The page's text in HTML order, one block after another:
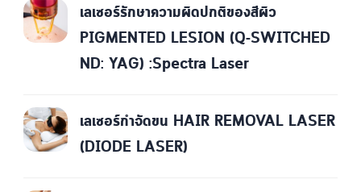
เลเซอร์รักษาความผิดปกติของสีผิว
PIGMENTED LESION (Q-SWITCHED
ND: YAG) :Spectra Laser
เลเซอร์กำจัดขน HAIR REMOVAL LASER
(DIODE LASER)